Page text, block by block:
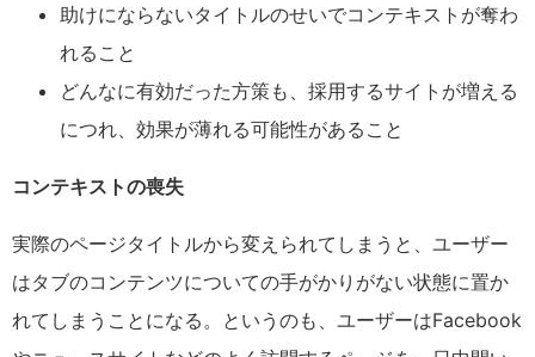
助けにならないタイトルのせいでコンテキストが奪わ
れること
どんなに有効だった方策も、採用するサイトが増える
につれ、効果が薄れる可能性があること
コンテキストの喪失
実際のページタイトルから変えられてしまうと、ユーザー
はタブのコンテンツについての手がかりがない状態に置か
れてしまうことになる。というのも、ユーザーはFacebook